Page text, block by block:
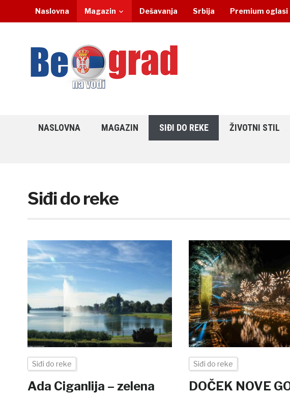
Naslovna Magazin Dešavanja Srbija Premium oglasi
NASLOVNA MAGAZIN SIĐI DO REKE ŽIVOTNI STIL
Siđi do reke
Siđi do reke
Ada Ciganlija – zelena
Siđi do reke
DOČEK NOVE